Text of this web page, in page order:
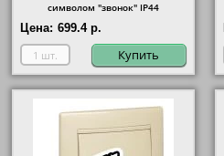
символом "звонок" IP44
Цена: 699.4 р.
Купить